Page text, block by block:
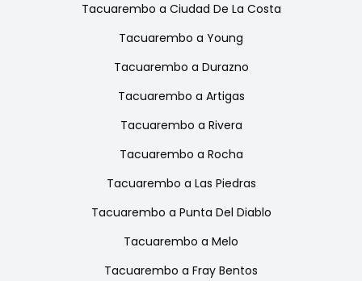
Tacuarembo a Ciudad De La Costa
Tacuarembo a Young
Tacuarembo a Durazno
Tacuarembo a Artigas
Tacuarembo a Rivera
Tacuarembo a Rocha
Tacuarembo a Las Piedras
Tacuarembo a Punta Del Diablo
Tacuarembo a Melo
Tacuarembo a Fray Bentos